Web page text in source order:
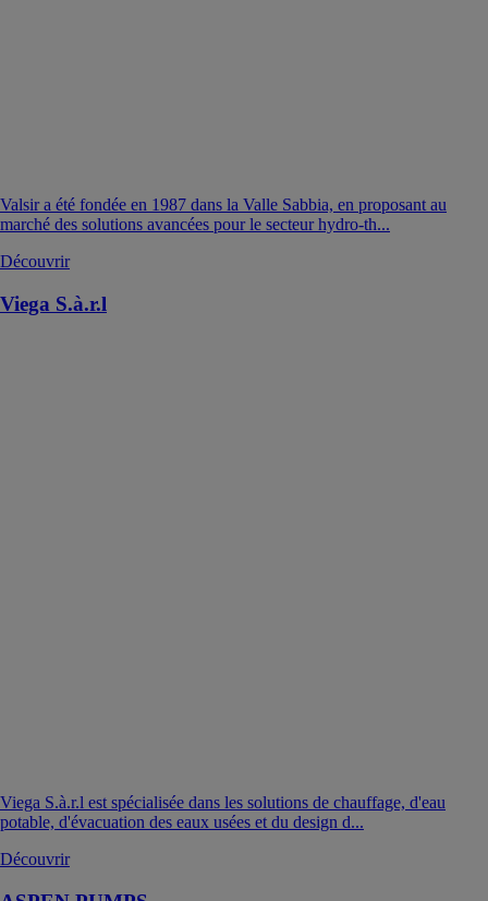
Valsir a été fondée en 1987 dans la Valle Sabbia, en proposant au
marché des solutions avancées pour le secteur hydro-th...
Découvrir
Viega S.à.r.l
Viega S.à.r.l est spécialisée dans les solutions de chauffage, d'eau
potable, d'évacuation des eaux usées et du design d...
Découvrir